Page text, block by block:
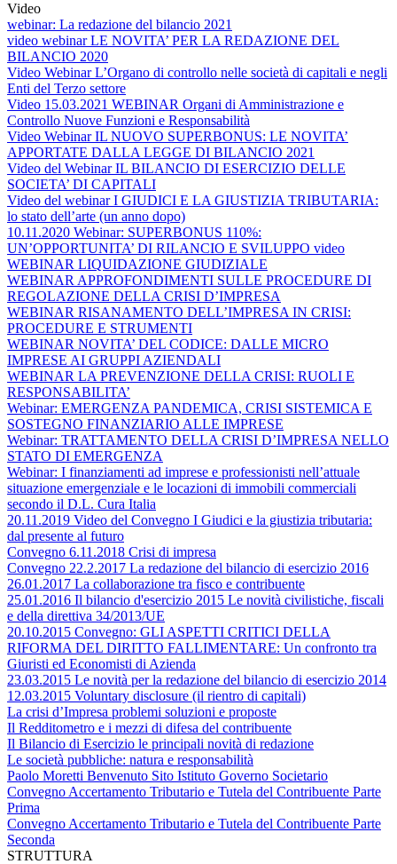
Video
webinar: La redazione del bilancio 2021
video webinar LE NOVITA’ PER LA REDAZIONE DEL
BILANCIO 2020
Video Webinar L’Organo di controllo nelle società di capitali e negli
Enti del Terzo settore
Video 15.03.2021 WEBINAR Organi di Amministrazione e
Controllo Nuove Funzioni e Responsabilità
Video Webinar IL NUOVO SUPERBONUS: LE NOVITA’
APPORTATE DALLA LEGGE DI BILANCIO 2021
Video del Webinar IL BILANCIO DI ESERCIZIO DELLE
SOCIETA’ DI CAPITALI
Video del webinar I GIUDICI E LA GIUSTIZIA TRIBUTARIA:
lo stato dell’arte (un anno dopo)
10.11.2020 Webinar: SUPERBONUS 110%:
UN’OPPORTUNITA’ DI RILANCIO E SVILUPPO video
WEBINAR LIQUIDAZIONE GIUDIZIALE
WEBINAR APPROFONDIMENTI SULLE PROCEDURE DI
REGOLAZIONE DELLA CRISI D’IMPRESA
WEBINAR RISANAMENTO DELL’IMPRESA IN CRISI:
PROCEDURE E STRUMENTI
WEBINAR NOVITA’ DEL CODICE: DALLE MICRO
IMPRESE AI GRUPPI AZIENDALI
WEBINAR LA PREVENZIONE DELLA CRISI: RUOLI E
RESPONSABILITA’
Webinar: EMERGENZA PANDEMICA, CRISI SISTEMICA E
SOSTEGNO FINANZIARIO ALLE IMPRESE
Webinar: TRATTAMENTO DELLA CRISI D’IMPRESA NELLO
STATO DI EMERGENZA
Webinar: I finanziamenti ad imprese e professionisti nell’attuale
situazione emergenziale e le locazioni di immobili commerciali
secondo il D.L. Cura Italia
20.11.2019 Video del Convegno I Giudici e la giustizia tributaria:
dal presente al futuro
Convegno 6.11.2018 Crisi di impresa
Convegno 22.2.2017 La redazione del bilancio di esercizio 2016
26.01.2017 La collaborazione tra fisco e contribuente
25.01.2016 Il bilancio d'esercizio 2015 Le novità civilistiche, fiscali
e della direttiva 34/2013/UE
20.10.2015 Convegno: GLI ASPETTI CRITICI DELLA
RIFORMA DEL DIRITTO FALLIMENTARE: Un confronto tra
Giuristi ed Economisti di Azienda
23.03.2015 Le novità per la redazione del bilancio di esercizio 2014
12.03.2015 Voluntary disclosure (il rientro di capitali)
La crisi d’Impresa problemi soluzioni e proposte
Il Redditometro e i mezzi di difesa del contribuente
Il Bilancio di Esercizio le principali novità di redazione
Le società pubbliche: natura e responsabilità
Paolo Moretti Benvenuto Sito Istituto Governo Societario
Convegno Accertamento Tributario e Tutela del Contribuente Parte
Prima
Convegno Accertamento Tributario e Tutela del Contribuente Parte
Seconda
STRUTTURA